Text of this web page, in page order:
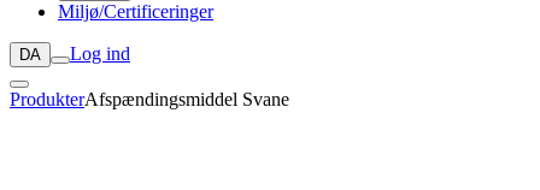
Miljø/Certificeringer
DA Log ind
ProdukterAfspændingsmiddel Svane